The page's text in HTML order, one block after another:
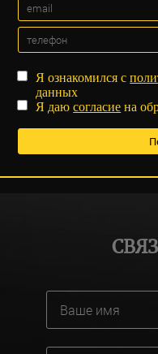
Я ознакомился с
данных
Я даюсогласие на